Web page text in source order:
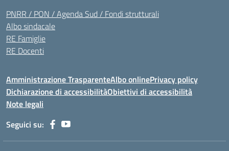
PNRR / PON / Agenda Sud / Fondi strutturali
Albo sindacale
RE Famiglie
RE Docenti
Amministrazione TrasparenteAlbo onlinePrivacy policy
Dichiarazione di accessibilitàObiettivi di accessibilità
Note legali
Seguici su: